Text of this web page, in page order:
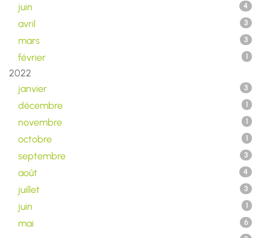
juin 4
avril 3
mars 3
février 1
2022
janvier
3
décembre 1
novembre 1
octobre 1
septembre 3
août 4
juillet 3
juin 1
mai 6